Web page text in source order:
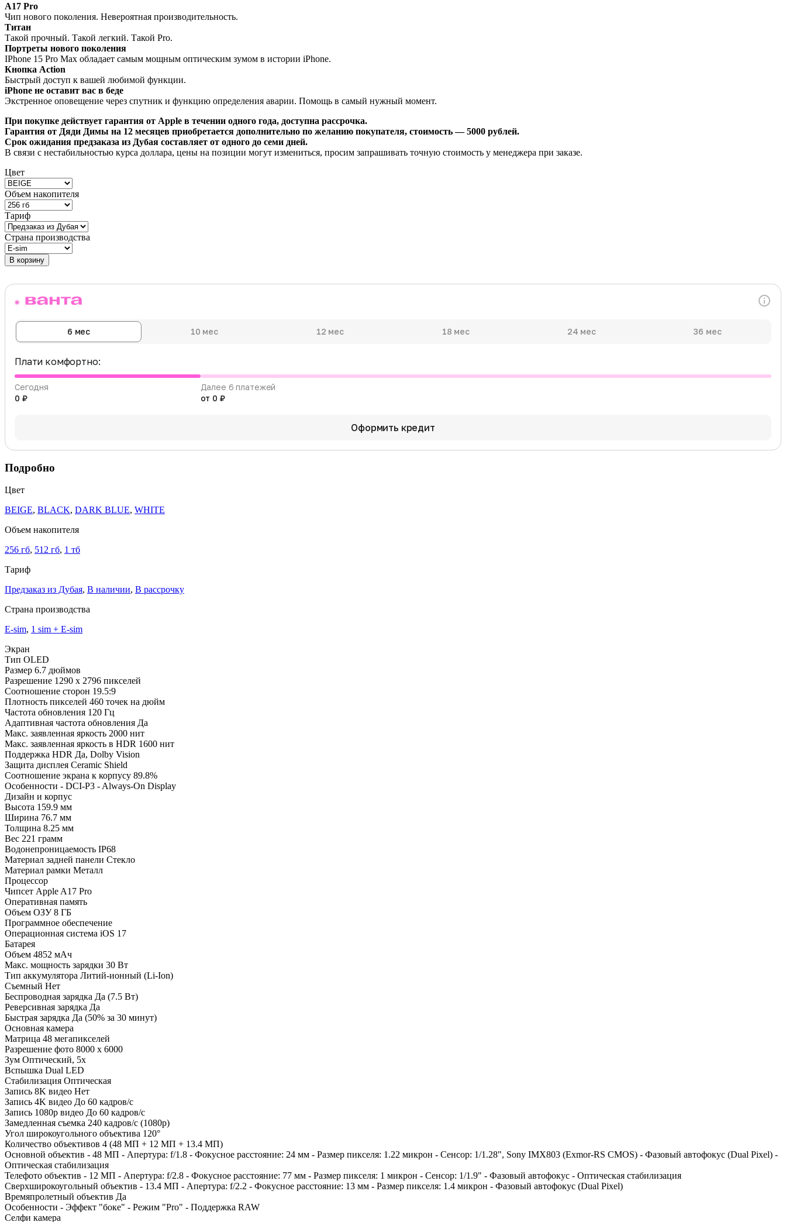
A17 Pro
Чип нового поколения. Невероятная производительность.
Титан
Такой прочный. Такой легкий. Такой Pro.
Портреты нового поколения
IPhone 15 Pro Max обладает самым мощным оптическим зумом в истории iPhone.
Кнопка Action
Быстрый доступ к вашей любимой функции.
iPhone не оставит вас в беде
Экстренное оповещение через спутник и функцию определения аварии. Помощь в самый нужный момент.
При покупке действует гарантия от Apple в течении одного года, доступна рассрочка.
Гарантия от Дяди Димы на 12 месяцев приобретается дополнительно по желанию покупателя, стоимость — 5000 рублей.
Срок ожидания предзаказа из Дубая составляет от одного до семи дней.
В связи с нестабильностью курса доллара, цены на позиции могут измениться, просим запрашивать точную стоимость у менеджера при заказе.
Цвет
Объем накопителя
Тариф
Страна производства
В корзину
6 мес 10 мес 12 мес 18 мес 24 мес 36 мес
Плати комфортно:
Сегодня
0 ₽
Далее 6 платежей
от 0 ₽
Оформить кредит
Подробно
Цвет
BEIGE, BLACK, DARK BLUE, WHITE
Объем накопителя
256 гб, 512 гб, 1 тб
Тариф
Предзаказ из Дубая, В наличии, В рассрочку
Страна производства
E-sim, 1 sim + E-sim
Экран
Тип OLED
Размер 6.7 дюймов
Разрешение 1290 x 2796 пикселей
Соотношение сторон 19.5:9
Плотность пикселей 460 точек на дюйм
Частота обновления 120 Гц
Адаптивная частота обновления Да
Макс. заявленная яркость 2000 нит
Макс. заявленная яркость в HDR 1600 нит
Поддержка HDR Да, Dolby Vision
Защита дисплея Ceramic Shield
Соотношение экрана к корпусу 89.8%
Особенности - DCI-P3 - Always-On Display
Дизайн и корпус
Высота 159.9 мм
Ширина 76.7 мм
Толщина 8.25 мм
Вес 221 грамм
Водонепроницаемость IP68
Материал задней панели Стекло
Материал рамки Металл
Процессор
Чипсет Apple A17 Pro
Оперативная память
Объем ОЗУ 8 ГБ
Программное обеспечение
Операционная система iOS 17
Батарея
Объем 4852 мАч
Макс. мощность зарядки 30 Вт
Тип аккумулятора Литий-ионный (Li-Ion)
Съемный Нет
Беспроводная зарядка Да (7.5 Вт)
Реверсивная зарядка Да
Быстрая зарядка Да (50% за 30 минут)
Основная камера
Матрица 48 мегапикселей
Разрешение фото 8000 x 6000
Зум Оптический, 5x
Вспышка Dual LED
Стабилизация Оптическая
Запись 8K видео Нет
Запись 4K видео До 60 кадров/c
Запись 1080p видео До 60 кадров/c
Замедленная съемка 240 кадров/c (1080p)
Угол широкоугольного объектива 120°
Количество объективов 4 (48 МП + 12 МП + 13.4 МП)
Основной объектив - 48 МП - Апертура: f/1.8 - Фокусное расстояние: 24 мм - Размер пикселя: 1.22 микрон - Сенсор: 1/1.28", Sony IMX803 (Exmor-RS CMOS) - Фазовый автофокус (Dual Pixel) -
Оптическая стабилизация
Телефото объектив - 12 МП - Апертура: f/2.8 - Фокусное расстояние: 77 мм - Размер пикселя: 1 микрон - Сенсор: 1/1.9" - Фазовый автофокус - Оптическая стабилизация
Сверхширокоугольный объектив - 13.4 МП - Апертура: f/2.2 - Фокусное расстояние: 13 мм - Размер пикселя: 1.4 микрон - Фазовый автофокус (Dual Pixel)
Времяпролетный объектив Да
Особенности - Эффект "боке" - Режим "Pro" - Поддержка RAW
Селфи камера